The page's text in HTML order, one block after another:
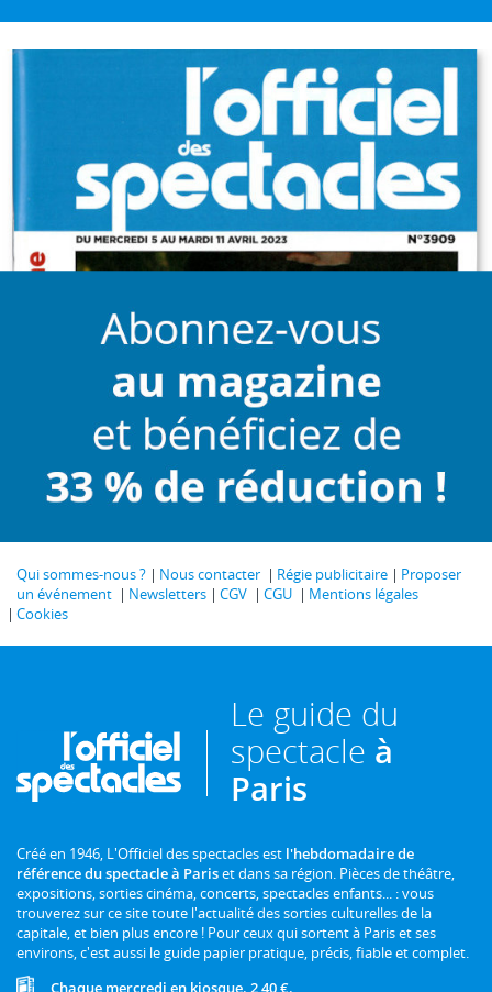
Qui sommes-nous ? Nous contacter Régie publicitaire
Proposer
un événement
Newsletters CGV CGU
Mentions légales
Cookies
Le guide du
spectacle à
Paris
Créé en 1946, L'Officiel des spectacles est l'hebdomadaire de
référence du spectacle à Pariset dans sa région. Pièces de théâtre,
expositions, sorties cinéma, concerts, spectacles enfants... : vous
trouverez sur ce site toute l'actualité des sorties culturelles de la
capitale, et bien plus encore ! Pour ceux qui sortent à Paris et ses
environs, c'est aussi le guide papier pratique, précis, fiable et complet.
Chaque mercredi en kiosque. 2,40 €.